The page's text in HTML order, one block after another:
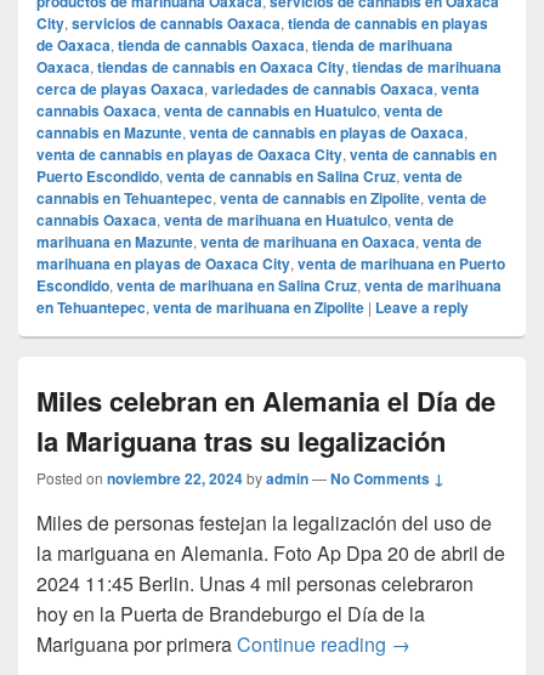
City, servicios de cannabis Oaxaca, tienda de cannabis en playas
de Oaxaca, tienda de cannabis Oaxaca, tienda de marihuana
Oaxaca, tiendas de cannabis en Oaxaca City, tiendas de marihuana
cerca de playas Oaxaca, variedades de cannabis Oaxaca, venta
cannabis Oaxaca, venta de cannabis en Huatulco, venta de
cannabis en Mazunte, venta de cannabis en playas de Oaxaca,
venta de cannabis en playas de Oaxaca City, venta de cannabis en
Puerto Escondido, venta de cannabis en Salina Cruz, venta de
cannabis en Tehuantepec, venta de cannabis en Zipolite, venta de
cannabis Oaxaca, venta de marihuana en Huatulco, venta de
marihuana en Mazunte, venta de marihuana en Oaxaca, venta de
marihuana en playas de Oaxaca City, venta de marihuana en Puerto
Escondido, venta de marihuana en Salina Cruz, venta de marihuana
en Tehuantepec, venta de marihuana en Zipolite | Leave a reply
Miles celebran en Alemania el Día de
la Mariguana tras su legalización
Posted on noviembre 22, 2024byadmin—No Comments ↓
Miles de personas festejan la legalización del uso de
la mariguana en Alemania. Foto Ap Dpa 20 de abril de
2024 11:45 Berlin. Unas 4 mil personas celebraron
hoy en la Puerta de Brandeburgo el Día de la
Mariguana por primeraContinue reading Miles celebran
→